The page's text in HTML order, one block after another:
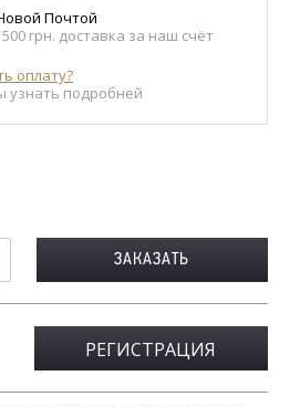
Почтой
грн. доставка за наш счёт
оплату?
узнать подробней
РЕГИСТРАЦИЯ